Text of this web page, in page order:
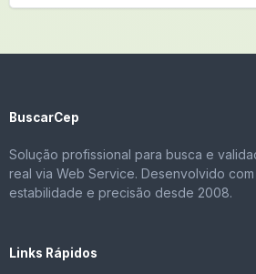
BuscarCep
Solução profissional para busca e
real via Web Service. Desenvolvido
estabilidade e precisão desde 2008.
Links Rápidos